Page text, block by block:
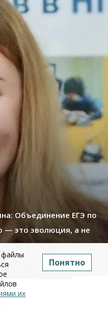
Объединение ЕГЭ по
— это эволюция, а не
файлы
их
Понятно